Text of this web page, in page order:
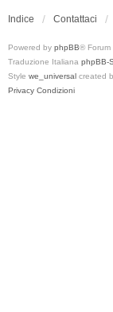
Indice Contattaci
Powered by phpBB® Forum
Traduzione Italiana phpBB-
Style we_universal created
Privacy Condizioni